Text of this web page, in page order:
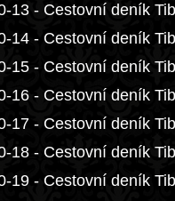
13 - Cestovní deník
14 - Cestovní deník
15 - Cestovní deník
16 - Cestovní deník
17 - Cestovní deník
18 - Cestovní deník
19 - Cestovní deník